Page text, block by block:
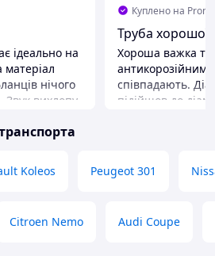
ідеально на
нічого
Звук вихлопу
Куплено на
Труба хорошої
Хороша важка
антикорозійним покриттям. Отвори
співпадають.
підійшов до
Преимущества
Недостатки
Дістає до
Koleos Peugeot 301
Citroen Nemo Audi Coupe